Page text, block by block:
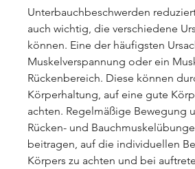
Unterbauchbeschwerden
auch wichtig, die verschiedene
können. Eine der häufigsten
Muskelverspannung oder ein
Rückenbereich. Diese können
Körperhaltung, auf eine gute
achten. Regelmäßige Bewegung
Rücken- und
beitragen, auf die individuellen
Körpers zu achten und bei